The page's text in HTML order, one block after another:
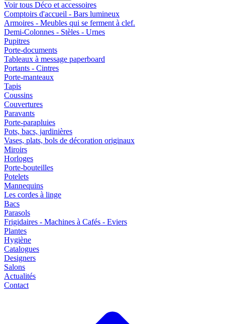
Voir tous Déco et accessoires
Comptoirs d'accueil - Bars lumineux
Armoires - Meubles qui se ferment à clef.
Demi-Colonnes - Stèles - Urnes
Pupitres
Porte-documents
Tableaux à message paperboard
Portants - Cintres
Porte-manteaux
Tapis
Coussins
Couvertures
Paravants
Porte-parapluies
Pots, bacs, jardinières
Vases, plats, bols de décoration originaux
Miroirs
Horloges
Porte-bouteilles
Potelets
Mannequins
Les cordes à linge
Bacs
Parasols
Frigidaires - Machines à Cafés - Eviers
Plantes
Hygiène
Catalogues
Designers
Salons
Actualités
Contact